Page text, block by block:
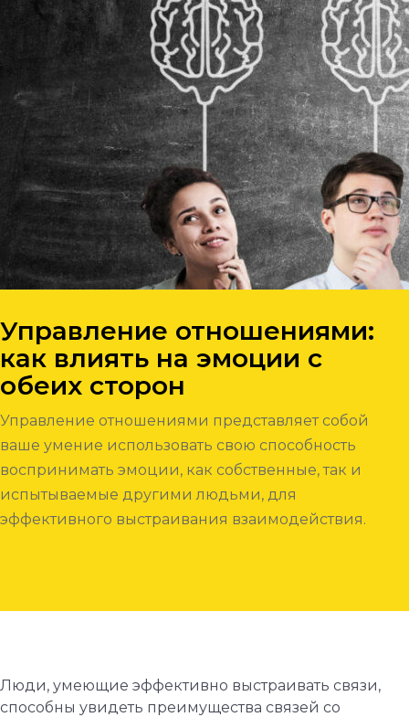
Управление отношениями:
как влиять на эмоции с
обеих сторон
Управление отношениями представляет собой
ваше умение использовать свою способность
воспринимать эмоции, как собственные, так и
испытываемые другими людьми, для
эффективного выстраивания взаимодействия.
Люди, умеющие эффективно выстраивать связи,
способны увидеть преимущества связей со